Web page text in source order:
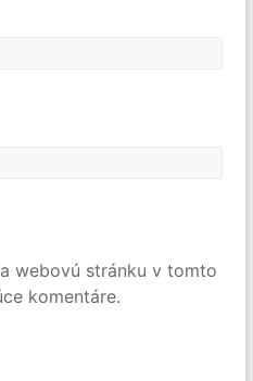
webovú stránku v tomto
komentáre.